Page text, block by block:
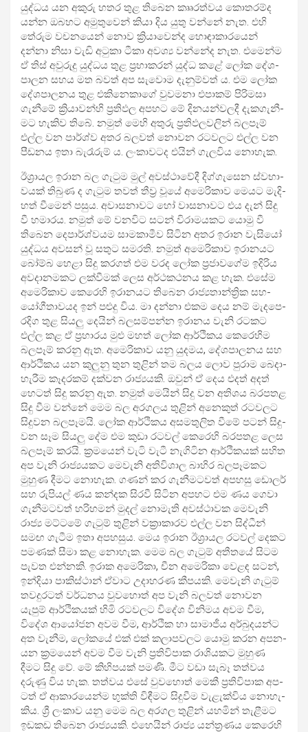
යුද්ධය යන අකුරු හතර තුළ තිබෙන කෲර­ත්වය කොත­රම්ද
යන්න ඔබ­හට අමු­තු­වෙන් කියා දිය යුතු වන්නේ නැත. එහි
තේරුම වච­න­යෙන් නොව ක්‍රියා­වෙන්ද හොඳා­කා­ර­යෙන්
දන්නා නිසා වැඩි අටුකා ටීකා අවශ්‍ය වන්නේද නැත. එමෙන්ම
ඒ තිස් අවු­රුදු යුද්ධය තුළ ප්‍රභා­ක­රන් යුද්ධ කළේ ලෝක දේශ­
පා­ලන සහය මත බවත් අප සැවොම දැනු­ම්ව­ත්‍ ය. එම ලෝක
දේශ­පා­ල­නය තුළ එකි­නෙ­කාගේ වුව­මනා එපා­කම් පිරි­මසා
ගැනීමේ ක්‍රියා­වන්හි ප්‍රති­ඵල අප­හට මේ දින­ය­න්ව­ලදී දැක­ගැ­නී­
මට හැකිව තිබේ. නමුත් මෙහි අතුරු ප්‍රති­ඵ­ල­ව­ලින් බල­පෑම්
එල්ල වන පාර්ශ්ව අතර බල­වත් නොවන රට­ව­ලට එල්ල වන
පීඩ­නය ඉතා බැරෑ­රු­ම්‍ ය. ලංකා­ව­ටද එයින් ගැල­විය නොහැක.
ඊශ්‍රා­යල ඉරාන බල ගැටුම මුල් අව­ස්ථා­වේදී දිග්ගැ­සෙන ස්වභා­
ව­යක් තිබුණ ද ගැටුම තවත් තීව්‍ර වූයේ අමෙ­රි­කාව මෙයට මැදි­
හත් වීමෙන් පසුය. අවා­ස­නා­වට හෝ වාස­නා­වට එය දැන් සිදු
වී හමා­රය. නමුත් මේ වන­විට සටන් විරා­ම­ය­කට යොමු වී
තිබෙන දෙපා­ර්ශ්ව­යම සාම­කා­මීව සිටින අතර ඉරාන වැසියෝ
යුද්ධය අව­සන් වූ සතුට සම­රති. නමුත් අමෙ­රි­කාව ඉරා­න­යට
බෝම්බ හෙළා සිදු කර­ගත් එම වරද ලෝක ප්‍රජා­ව­ගේම ඉදි­රිය
අව­දා­න­ම­කට ලක්වී­ම­ක්‍ ­ලෙස අර්ථ­ක­ථ­නය කළ හැක. එසේම
අමෙ­රි­කාව කෙරෙහි ඉරා­න­යට තිබෙන රාජ්‍ය­තා­න්ත්‍රික සහ­
යෝ­ගී­තා­ව­යද ඉන් පළුදු විය. මා දන්නා එකම දෙය නම් මැද­පෙ­
ර­දිග තුළ සියලු දෙයින් බල­ස­ම්පන්න ඉරා­නය වැනි රට­කට
එල්ල කළ ඒ ප්‍රහා­රය මුළු මහත් ලෝක ආර්ථි­කය කෙරෙ­හිම
බල­පෑම් කරනු ඇත. අමෙ­රි­කාව යනු යුද­මය, දේශ­පා­ල­නය සහ
ආර්ථි­කය යන කුලුනු තුන තුළින් තම බලය ලොව පුරාම බෙදා­
හැ­රීම කෑද­ර­කම් දක්වන රාජ්‍ය­යකි. ඔවුන් ඒ දෙය එදත් අදත්
හෙටත් සිදු කරනු ඇත. නමුත් මෙයින් සිදු වන අති­ශය බර­ප­තළ
සිදු වීම වන්නේ මෙම බල අර­ග­ලය තුළින් අනෙ­කුත් රට­ව­ලට
සිදු­වන බල­පෑ­මයි. ලෝක ආර්ථි­කය අස­ම­තු­ලිත වීමේ පටන් සිදු­
වන සෑම සියලු දේම එම කුඩා රට­වල් කෙරෙහි බර­ප­තළ ලෙස
බල­පෑම් කරයි. ක්‍රම­යෙන් වැටි වැටී නැගි­ටින ආර්ථි­ක­යක් සහිත
අප වැනි රාජ්‍ය­ය­කට මෙවැනි අති­වි­ශාල බාහිර බල­පෑ­ම­කට
මුහුණ දීමට නොහැක. ගණන් කර ගැනී­ම­ට­වත් අප­හසු ඩොලර්
සහ රුපි­යල් ණය කන්දක සිරවී සිටින අප­හට එම ණය ගෙවා
ගැනී­ම­ට­වත් හරි­හ­මන් මුදල් නොමැති අව­ස්ථා­වක මෙවැනි
රාජ්‍ය මට්ටමේ ගැටුම් තුළින් වක්‍රා­කා­රව එල්ල වන සිද්ධීන්
සමඟ ගැටීම ඉතා අප­හ­සුය. මෙය ඉරාන ඊශ්‍රා­යල රට­වල් දෙකට
පම­ණක් සීමා කළ නොහැක. මෙම බල ගැටුම් අතී­තයේ සිටම
පැවත එන්නකි. ඉරාක අමෙ­රිකා, චීන අමෙ­රිකා වෙළඳ සටන්,
ඉන්දියා පාකි­ස්ථාන් ඒවාට උදා­හ­රණ කීප­යකි. මෙවැනි ගැටුම්
තව­දු­ර­ටත් වර්ධ­නය වුව­හොත් අප වැනි බල­වත් නොවන
යැපුම් ආර්ථි­ක­යක් හිමි රට­ව­ලට විදේශ විනි­මය අවම වීම,
විදේශ ආයෝ­ජන අවම වීම, ආර්ථික හා සාමා­ජීය අර්බු­ද­යන්ට
අත වැනීම, ලෝකයේ එක් එක් කලා­ප­ව­ලට යොමු කරන අප­න­
යන ක්‍රම­යෙන් අවම වීම වැනි ප්‍රති­වි­පාක රාශි­ය­කට මුහුණ
දීමට සිදු වේ. මේ කිහි­ප­යක් පමණි. මීට වඩා සැබෑ තත්වය
දරුණු විය හැක. තත්වය එසේ වුව­හොත් මෙකී ප්‍රති­වි­පාක අප­
ටත් ඒ ආකා­ර­යෙන්ම භුක්ති විඳී­මට සිදු­වීම වැළැ­ක්විය නොහැ­
කිය. ශ්‍රී ලංකාව යනු මෙම බල අර­ගල තුළින් යහ­මින් තැළී­මට
ඉඩ­කඩ තිබෙන රාජ්‍ය­යකි. එහෙ­යින් රාජ්‍ය යන්ත්‍ර­ණය කෙරෙහි